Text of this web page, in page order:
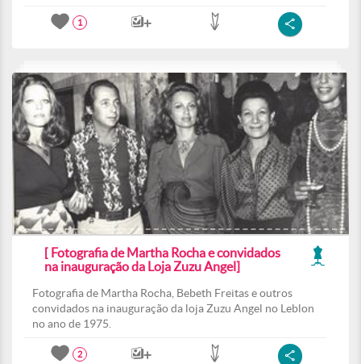
1
[ Fotografia de Martha Rocha e convidados
na inauguração da Loja Zuzu Angel]
Fotografia de Martha Rocha, Bebeth Freitas e outros
convidados na inauguração da loja Zuzu Angel no Leblon
no ano de 1975.
2